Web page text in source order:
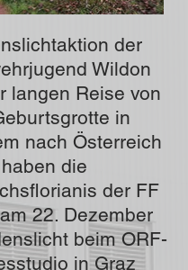
der
Wildon
langen Reise von
in
nach Österreich
haben die
der FF
22. Dezember
beim ORF-
in Graz